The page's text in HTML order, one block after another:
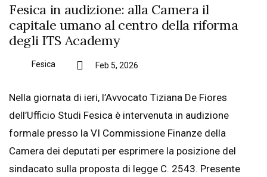
Fesica in audizione: alla Camera il
capitale umano al centro della riforma
degli ITS Academy
Fesica Feb 5, 2026
Nella giornata di ieri, l’Avvocato Tiziana De Fiores
dell’Ufficio Studi Fesica è intervenuta in audizione
formale presso la VI Commissione Finanze della
Camera dei deputati per esprimere la posizione del
sindacato sulla proposta di legge C. 2543. Presente